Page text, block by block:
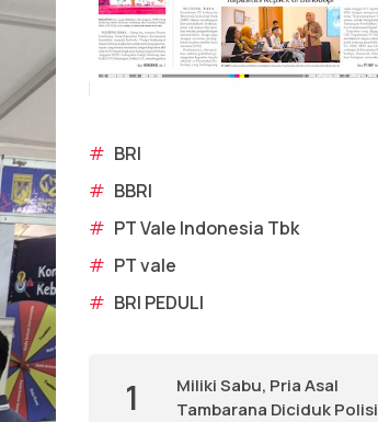
# BRI
# BBRI
# PT Vale Indonesia Tbk
# PT vale
# BRI PEDULI
1
Miliki Sabu, Pria Asal
Tambarana Diciduk Polisi